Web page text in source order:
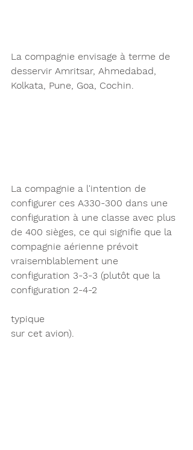
La compagnie envisage à terme de
desservir Amritsar, Ahmedabad,
Kolkata, Pune, Goa, Cochin.
La compagnie a l'intention de
configurer ces A330-300 dans une
configuration à une classe avec plus
de 400 sièges, ce qui signifie que la
compagnie aérienne prévoit
vraisemblablement une
configuration 3-3-3 (plutôt que la
configuration 2-4-2
typique
sur cet avion).